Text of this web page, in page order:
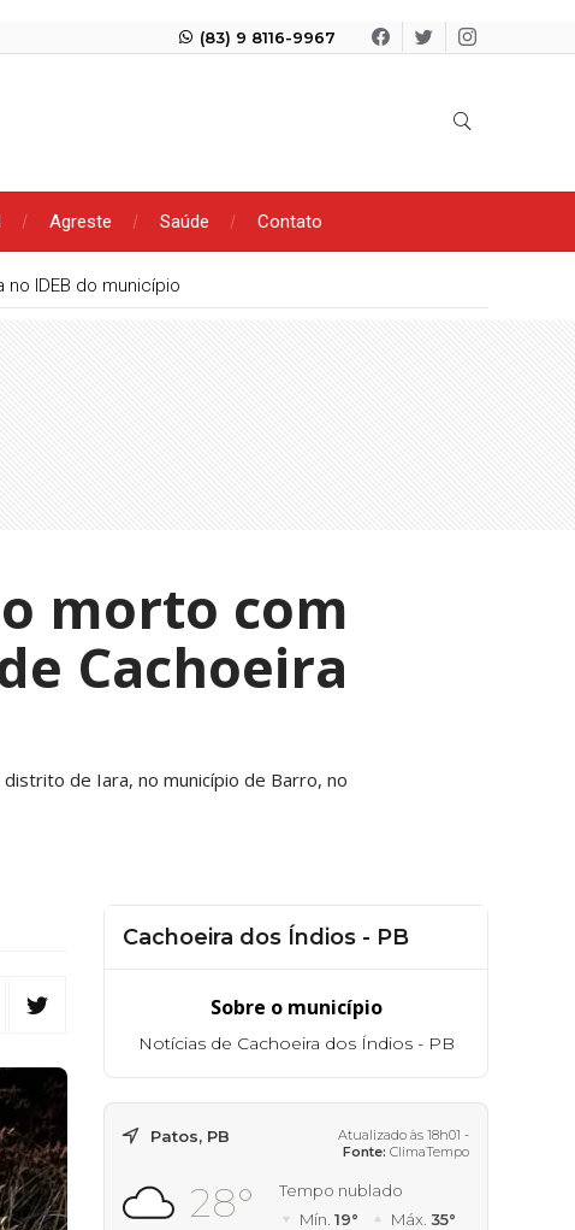
(83) 9 8116-9967
Agreste Saúde Contato
morto com
Cachoeira
de Iara, no município de Barro, no
Cachoeira dos Índios - PB
Sobre o município
Notícias de Cachoeira dos Índios - PB
Patos, PB
Atualizado às 18h01 -
Fonte: ClimaTempo
28°
Tempo nublado
Mín. 19° Máx. 35°